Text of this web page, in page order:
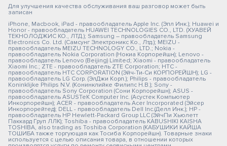
Для улучшения качества обслуживания ваш разговор может быть
записан
iPhone, Macbook, iPad - правообладатель Apple Inc. (Эпл Инк.); Huawei и
Honor - правообладатель HUAWEI TECHNOLOGIES CO., LTD. (ХУАВЕЙ
ТЕКНОЛОДЖИС КО., ЛТД.); Samsung – правообладатель Samsung
Electronics Co. Ltd. (Самсунг Электроникс Ко., Лтд.); MEIZU -
правообладатель MEIZU TECHNOLOGY CO., LTD.; Nokia -
правообладатель Nokia Corporation (Нокиа Корпорейшн); Lenovo -
правообладатель Lenovo (Beijing) Limited; Xiaomi - правообладатель
Xiaomi Inc.; ZTE - правообладатель ZTE Corporation; HTC -
правообладатель HTC CORPORATION (Эйч-Ти-Си КОРПОРЕЙШН); LG -
правообладатель LG Corp. (ЭлДжи Корп.); Philips - правообладатель
Koninklijke Philips N.V. (Конинклийке Филипс Н.В.); Sony -
правообладатель Sony Corporation (Сони Корпорейшн); ASUS -
правообладатель ASUSTeK Computer Inc. (Асустек Компьютер
Инкорпорейшн); ACER - правообладатель Acer Incorporated (Эйсер
Инкорпорейтед); DELL - правообладатель Dell Inc.(Делл Инк.); HP -
правообладатель HP Hewlett-Packard Group LLC (ЭйчПи Хьюлетт
Паккард Груп ЛЛК); Toshiba - правообладатель KABUSHIKI KAISHA
TOSHIBA, also trading as Toshiba Corporation (КАБУШИКИ КАЙША
ТОШИБА также торгующая как Тосиба Корпорейшн). Товарные знаки
используется с целью описания товара, в отношении которых